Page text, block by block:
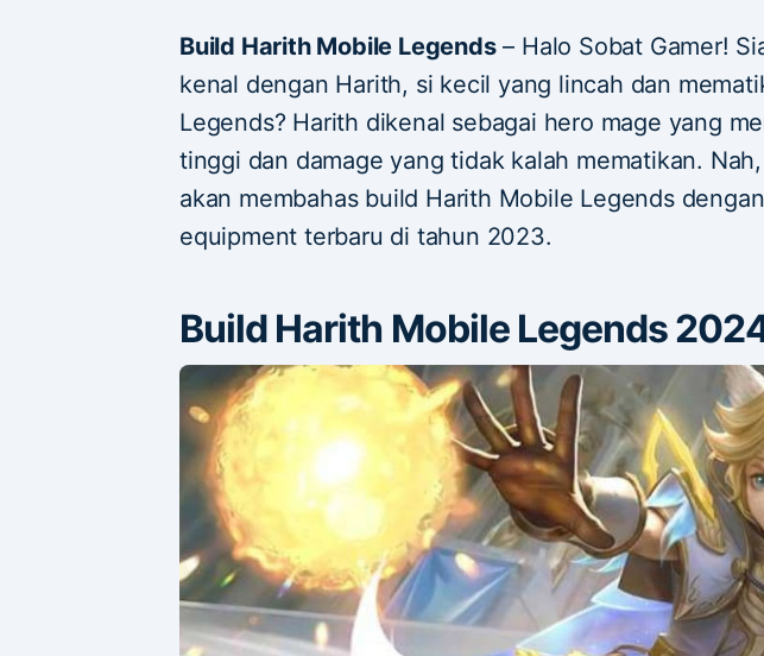
Build Harith Mobile Legends– Halo Sobat Gamer!
kenal dengan Harith, si kecil yang lincah dan
Legends? Harith dikenal sebagai hero mage yang
tinggi dan damage yang tidak kalah mematikan.
akan membahas build Harith Mobile Legends
equipment terbaru di tahun 2023.
Build Harith Mobile Legends